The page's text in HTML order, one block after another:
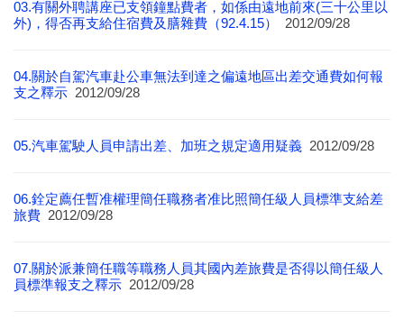
03.有關外聘講座已支領鐘點費者，如係由遠地前來(三十公里以
外)，得否再支給住宿費及膳雜費（92.4.15）
2012/09/28
04.關於自駕汽車赴公車無法到達之偏遠地區出差交通費如何報
支之釋示 2012/09/28
05.汽車駕駛人員申請出差、加班之規定適用疑義 2012/09/28
06.銓定薦任暫准權理簡任職務者准比照簡任級人員標準支給差
旅費 2012/09/28
07.關於派兼簡任職等職務人員其國內差旅費是否得以簡任級人
員標準報支之釋示 2012/09/28